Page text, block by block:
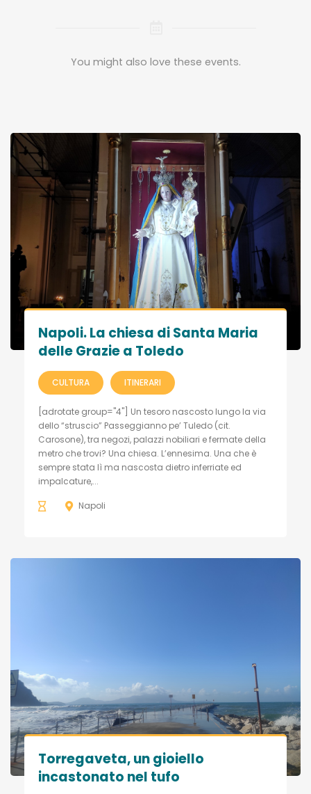
You might also love these events.
Napoli. La chiesa di Santa Maria
delle Grazie a Toledo
CULTURA ITINERARI
[adrotate group="4"] Un tesoro nascosto lungo la via
dello “struscio” Passeggianno pe’ Tuledo (cit.
Carosone), tra negozi, palazzi nobiliari e fermate della
metro che trovi? Una chiesa. L’ennesima. Una che è
sempre stata lì ma nascosta dietro inferriate ed
impalcature,...
Napoli
Torregaveta, un gioiello
incastonato nel tufo